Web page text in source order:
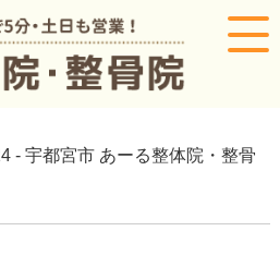
- 宇都宮市 あーる整体院・整骨